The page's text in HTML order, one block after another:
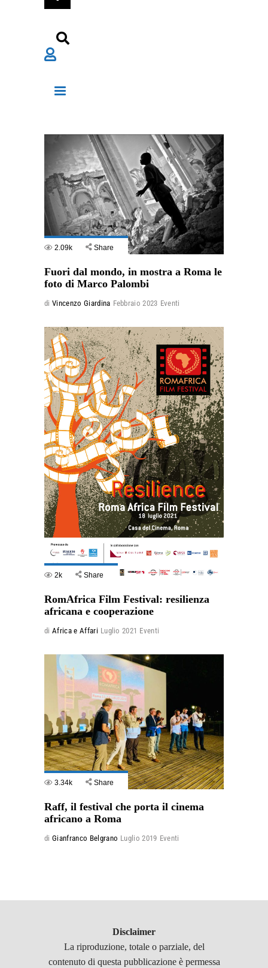
2.09k Share
Fuori dal mondo, in mostra a Roma le
foto di Marco Palombi
di Vincenzo Giardina Febbraio 2023 Eventi
2k Share
RomAfrica Film Festival: resilienza
africana e cooperazione
di Africa e Affari Luglio 2021 Eventi
3.34k Share
Raff, il festival che porta il cinema
africano a Roma
di Gianfranco Belgrano Luglio 2019 Eventi
Disclaimer
La riproduzione, totale o parziale, del
contenuto di questa pubblicazione è permessa